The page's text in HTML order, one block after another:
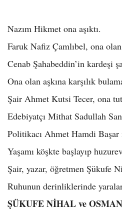
Nazım Hikmet ona aşıktı.
Faruk Nafiz Çamlıbel, ona
Cenab Şahabeddin’in kardeşi
Ona olan aşkına karşılık
Şair Ahmet Kutsi Tecer, ona
Edebiyatçı Mithat Sadullah
Politikacı Ahmet Hamdi
Yaşamı köşkte başlayıp
Şair, yazar, öğretmen Şükufe
Ruhunun derinliklerinde
ŞÜKUFE NİHAL ve